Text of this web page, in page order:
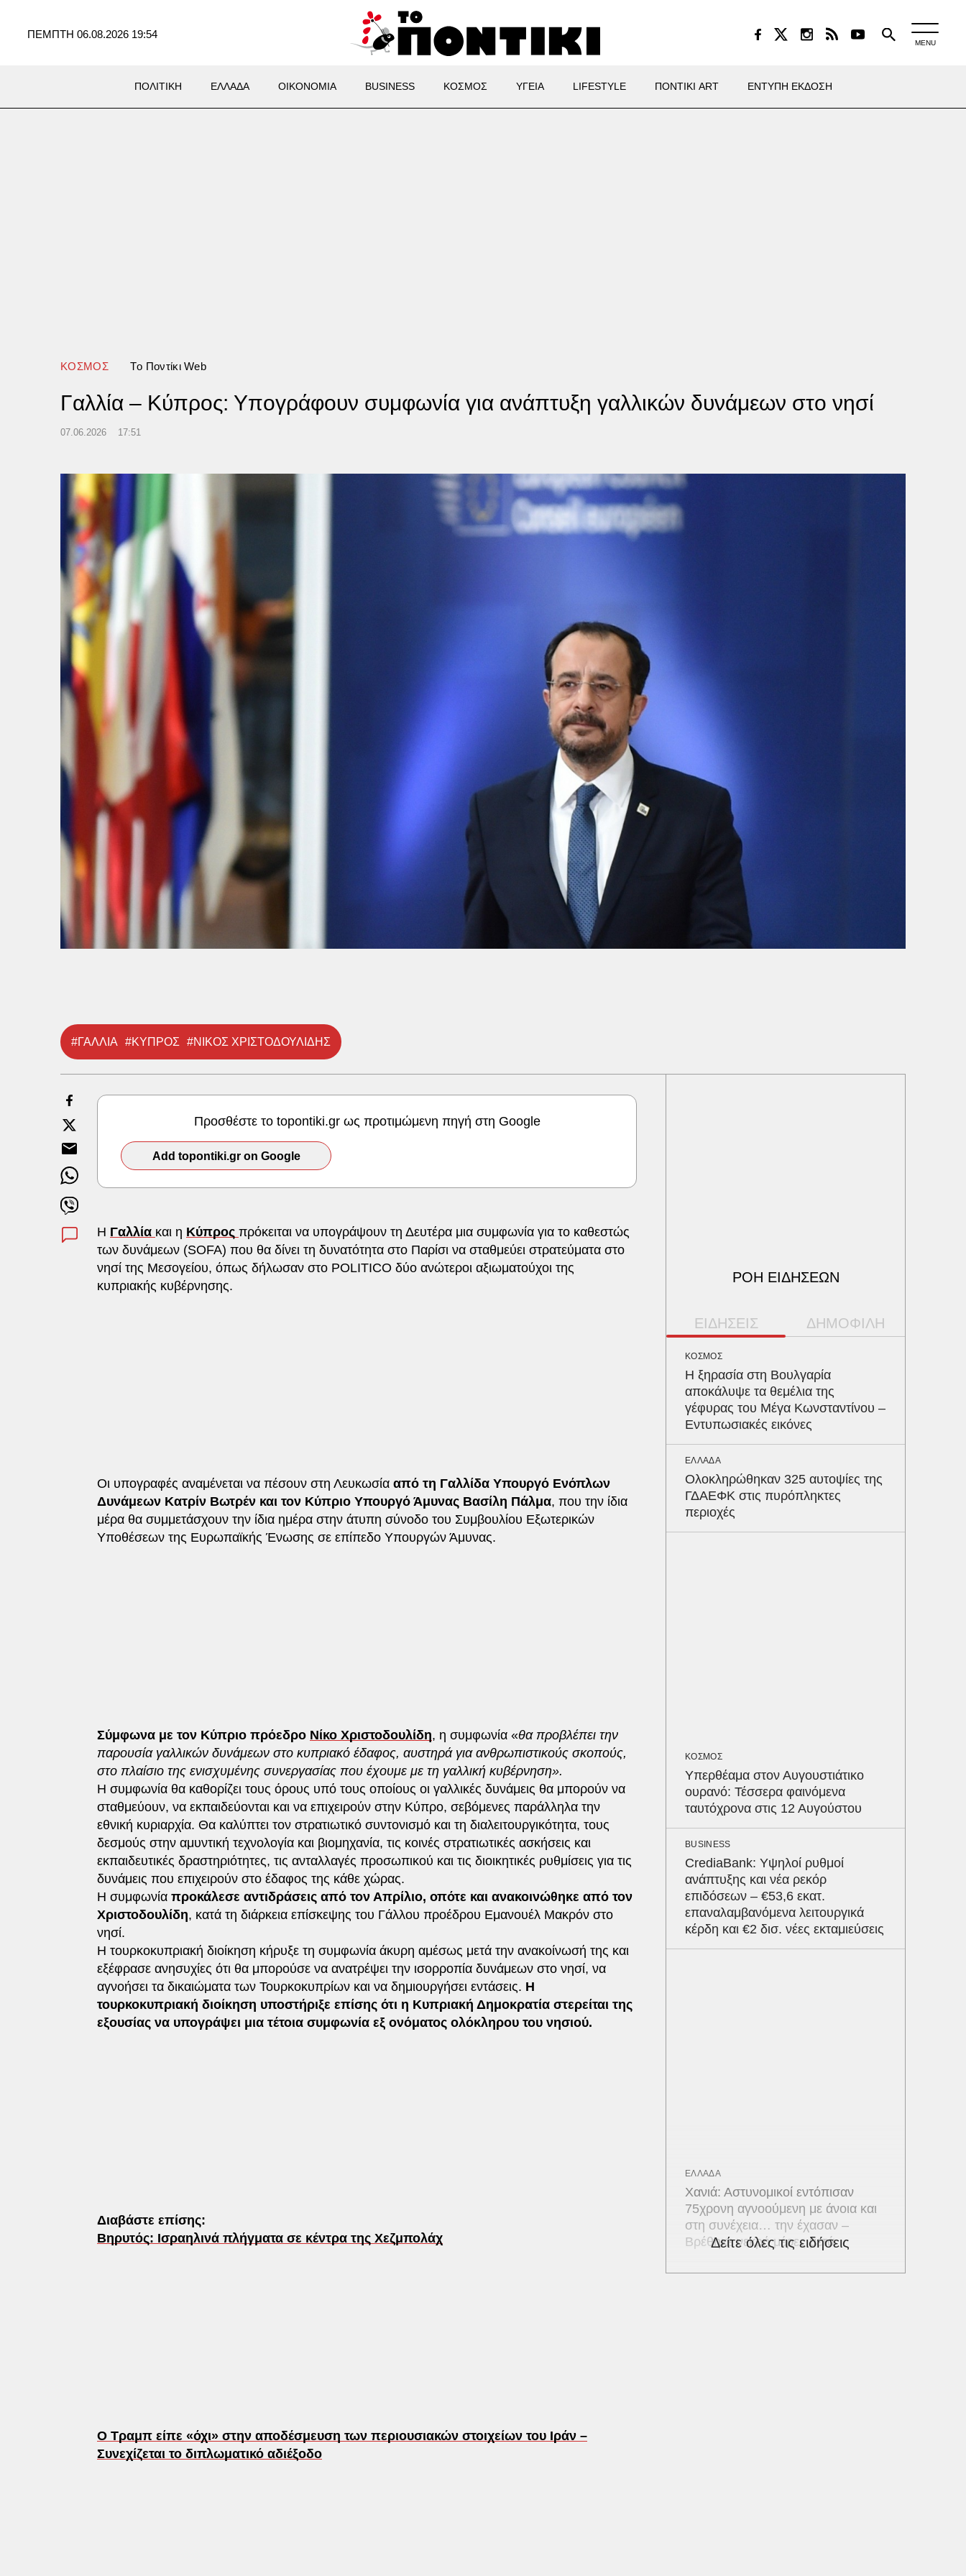
ΠΕΜΠΤΗ 06.08.2026 19:54
MENU
ΠΟΛΙΤΙΚΗ ΕΛΛΑΔΑ ΟΙΚΟΝΟΜΙΑ BUSINESS ΚΟΣΜΟΣ ΥΓΕΙΑ LIFESTYLE ΠΟΝΤΙΚΙ ART ΕΝΤΥΠΗ ΕΚΔΟΣΗ
ΚΟΣΜΟΣ Tο Ποντίκι Web
Γαλλία – Κύπρος: Υπογράφουν συμφωνία για ανάπτυξη γαλλικών δυνάμεων στο νησί
07.06.2026 17:51
#ΓΑΛΛΙΑ #ΚΥΠΡΟΣ #ΝΙΚΟΣ ΧΡΙΣΤΟΔΟΥΛΙΔΗΣ
Προσθέστε το topontiki.gr ως προτιμώμενη πηγή στη Google
Add topontiki.gr on Google
H Γαλλία και η Κύπρος πρόκειται να υπογράψουν τη Δευτέρα μια συμφωνία για το καθεστώς
των δυνάμεων (SOFA) που θα δίνει τη δυνατότητα στο Παρίσι να σταθμεύει στρατεύματα στο
νησί της Μεσογείου, όπως δήλωσαν στο POLITICO δύο ανώτεροι αξιωματούχοι της
κυπριακής κυβέρνησης.
Οι υπογραφές αναμένεται να πέσουν στη Λευκωσία από τη Γαλλίδα Υπουργό Ενόπλων
Δυνάμεων Κατρίν Βωτρέν και τον Κύπριο Υπουργό Άμυνας Βασίλη Πάλμα, που την ίδια
μέρα θα συμμετάσχουν την ίδια ημέρα στην άτυπη σύνοδο του Συμβουλίου Εξωτερικών
Υποθέσεων της Ευρωπαϊκής Ένωσης σε επίπεδο Υπουργών Άμυνας.
Σύμφωνα με τον Κύπριο πρόεδρο Νίκο Χριστοδουλίδη, η συμφωνία «θα προβλέπει την
παρουσία γαλλικών δυνάμεων στο κυπριακό έδαφος, αυστηρά για ανθρωπιστικούς σκοπούς,
στο πλαίσιο της ενισχυμένης συνεργασίας που έχουμε με τη γαλλική κυβέρνηση».
Η συμφωνία θα καθορίζει τους όρους υπό τους οποίους οι γαλλικές δυνάμεις θα μπορούν να
σταθμεύουν, να εκπαιδεύονται και να επιχειρούν στην Κύπρο, σεβόμενες παράλληλα την
εθνική κυριαρχία. Θα καλύπτει τον στρατιωτικό συντονισμό και τη διαλειτουργικότητα, τους
δεσμούς στην αμυντική τεχνολογία και βιομηχανία, τις κοινές στρατιωτικές ασκήσεις και
εκπαιδευτικές δραστηριότητες, τις ανταλλαγές προσωπικού και τις διοικητικές ρυθμίσεις για τις
δυνάμεις που επιχειρούν στο έδαφος της κάθε χώρας.
Η συμφωνία προκάλεσε αντιδράσεις από τον Απρίλιο, οπότε και ανακοινώθηκε από τον
Χριστοδουλίδη, κατά τη διάρκεια επίσκεψης του Γάλλου προέδρου Εμανουέλ Μακρόν στο
νησί.
Η τουρκοκυπριακή διοίκηση κήρυξε τη συμφωνία άκυρη αμέσως μετά την ανακοίνωσή της και
εξέφρασε ανησυχίες ότι θα μπορούσε να ανατρέψει την ισορροπία δυνάμεων στο νησί, να
αγνοήσει τα δικαιώματα των Τουρκοκυπρίων και να δημιουργήσει εντάσεις. Η
τουρκοκυπριακή διοίκηση υποστήριξε επίσης ότι η Κυπριακή Δημοκρατία στερείται της
εξουσίας να υπογράψει μια τέτοια συμφωνία εξ ονόματος ολόκληρου του νησιού.
Διαβάστε επίσης:
Βηρυτός: Ισραηλινά πλήγματα σε κέντρα της Χεζμπολάχ
Ο Τραμπ είπε «όχι» στην αποδέσμευση των περιουσιακών στοιχείων του Ιράν –
Συνεχίζεται το διπλωματικό αδιέξοδο
ΡΟΗ ΕΙΔΗΣΕΩΝ
ΕΙΔΗΣΕΙΣ ΔΗΜΟΦΙΛΗ
ΚΟΣΜΟΣ
Η ξηρασία στη Βουλγαρία
αποκάλυψε τα θεμέλια της
γέφυρας του Μέγα Κωνσταντίνου –
Εντυπωσιακές εικόνες
ΕΛΛΑΔΑ
Ολοκληρώθηκαν 325 αυτοψίες της
ΓΔΑΕΦΚ στις πυρόπληκτες
περιοχές
ΚΟΣΜΟΣ
Υπερθέαμα στον Αυγουστιάτικο
ουρανό: Τέσσερα φαινόμενα
ταυτόχρονα στις 12 Αυγούστου
BUSINESS
CrediaBank: Υψηλοί ρυθμοί
ανάπτυξης και νέα ρεκόρ
επιδόσεων – €53,6 εκατ.
επαναλαμβανόμενα λειτουργικά
κέρδη και €2 δισ. νέες εκταμιεύσεις
ΕΛΛΑΔΑ
Χανιά: Αστυνομικοί εντόπισαν
75χρονη αγνοούμενη με άνοια και
στη συνέχεια… την έχασαν –
Βρέθηκε νεκρή μέρες μετά
Δείτε όλες τις ειδήσεις